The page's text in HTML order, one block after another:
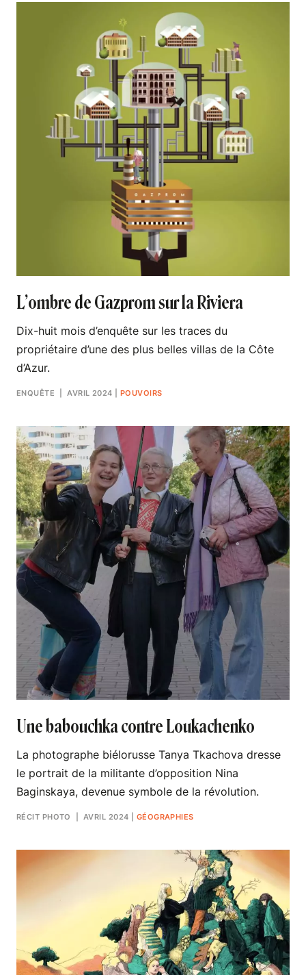
L’ombre de Gazprom sur la Riviera
Dix-huit mois d’enquête sur les traces du
propriétaire d’une des plus belles villas de la Côte
d’Azur.
ENQUÊTE | AVRIL 2024 |POUVOIRS
Une babouchka contre Loukachenko
La photographe biélorusse Tanya Tkachova dresse
le portrait de la militante d’opposition Nina
Baginskaya, devenue symbole de la révolution.
RÉCIT PHOTO | AVRIL 2024 GÉOGRAPHIES